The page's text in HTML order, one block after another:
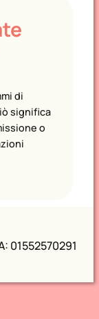
di
significa
o
01552570291